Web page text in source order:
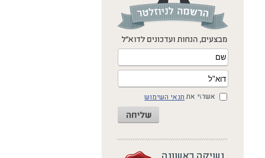
אשר\י את תנאי השימוש